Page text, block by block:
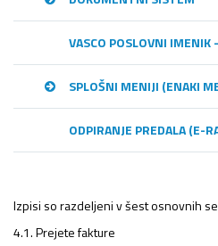
VASCO POSLOVNI IMENIK
SPLOŠNI MENIJI (ENAKI
ODPIRANJE PREDALA (E-
Izpisi so razdeljeni v šest osnovnih
4.1. Prejete fakture